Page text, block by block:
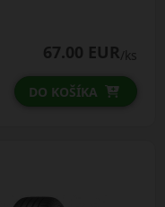
67.00 EUR/ks
DO KOŠÍKA